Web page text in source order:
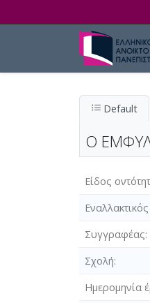
Default
Ο
Είδος
Eναλλακτικός
Συγγραφέας
Σχολή
Ημερομηνία